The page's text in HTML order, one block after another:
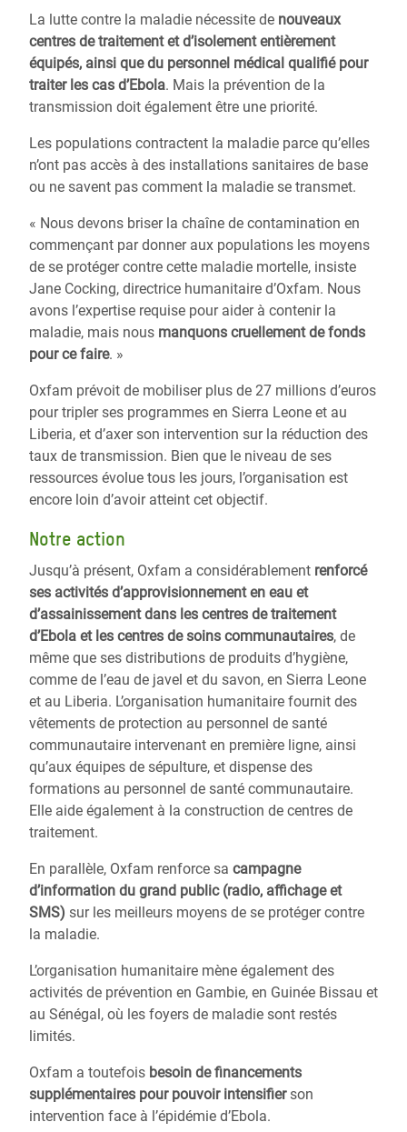
La lutte contre la maladie nécessite de nouveaux
centres de traitement et d’isolement entièrement
équipés, ainsi que du personnel médical qualifié pour
traiter les cas d’Ebola. Mais la prévention de la
transmission doit également être une priorité.
Les populations contractent la maladie parce qu’elles
n’ont pas accès à des installations sanitaires de base
ou ne savent pas comment la maladie se transmet.
« Nous devons briser la chaîne de contamination en
commençant par donner aux populations les moyens
de se protéger contre cette maladie mortelle, insiste
Jane Cocking, directrice humanitaire d’Oxfam. Nous
avons l’expertise requise pour aider à contenir la
maladie, mais nous manquons cruellement de fonds
pour ce faire. »
Oxfam prévoit de mobiliser plus de 27 millions d’euros
pour tripler ses programmes en Sierra Leone et au
Liberia, et d’axer son intervention sur la réduction des
taux de transmission. Bien que le niveau de ses
ressources évolue tous les jours, l’organisation est
encore loin d’avoir atteint cet objectif.
Notre action
Jusqu’à présent, Oxfam a considérablement renforcé
ses activités d’approvisionnement en eau et
d’assainissement dans les centres de traitement
d’Ebola et les centres de soins communautaires, de
même que ses distributions de produits d’hygiène,
comme de l’eau de javel et du savon, en Sierra Leone
et au Liberia. L’organisation humanitaire fournit des
vêtements de protection au personnel de santé
communautaire intervenant en première ligne, ainsi
qu’aux équipes de sépulture, et dispense des
formations au personnel de santé communautaire.
Elle aide également à la construction de centres de
traitement.
En parallèle, Oxfam renforce sa campagne
d’information du grand public (radio, affichage et
SMS) sur les meilleurs moyens de se protéger contre
la maladie.
L’organisation humanitaire mène également des
activités de prévention en Gambie, en Guinée Bissau et
au Sénégal, où les foyers de maladie sont restés
limités.
Oxfam a toutefois besoin de financements
supplémentaires pour pouvoir intensifierson
intervention face à l’épidémie d’Ebola.